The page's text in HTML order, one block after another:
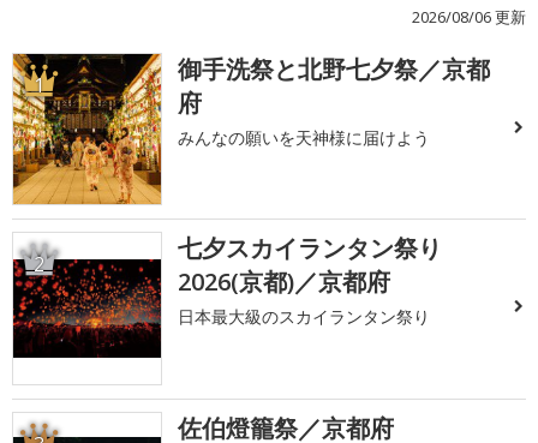
2026/08/06 更新
1
御手洗祭と北野七夕祭／京都
府
みんなの願いを天神様に届けよう
2
七夕スカイランタン祭り
2026(京都)／京都府
日本最大級のスカイランタン祭り
佐伯燈籠祭／京都府